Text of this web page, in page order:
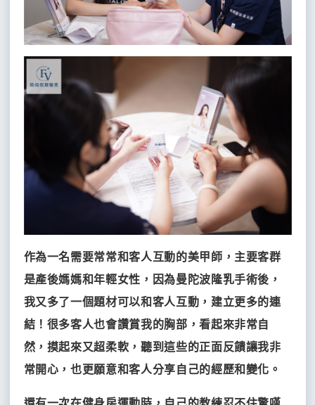
作為一名需要常常和客人互動的美甲師，主要客群
是產後媽媽和年輕女性，因為曼陀波隆乳手術後，
我又多了一個題材可以和客人互動，建立更多的連
結！很多客人也會讚賞我的胸部，看起來非常自
然，摸起來又超柔軟，聽到這些的正面反饋讓我非
常開心，也更願意和客人分享自己的經歷和變化。